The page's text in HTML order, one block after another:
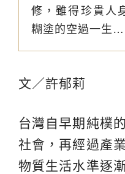
修，雖得珍貴人
糊塗的空過一生…
文／許郁莉
台灣自早期純樸
社會，再經過產
物質生活水準逐